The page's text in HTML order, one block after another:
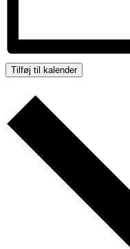
Tilføj til kalender